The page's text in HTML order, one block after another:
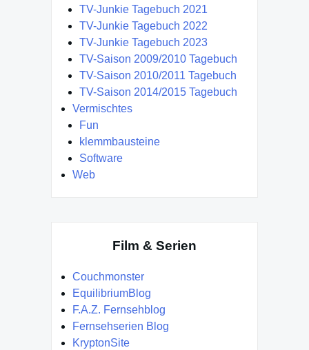
TV-Junkie Tagebuch 2021
TV-Junkie Tagebuch 2022
TV-Junkie Tagebuch 2023
TV-Saison 2009/2010 Tagebuch
TV-Saison 2010/2011 Tagebuch
TV-Saison 2014/2015 Tagebuch
Vermischtes
Fun
klemmbausteine
Software
Web
Film & Serien
Couchmonster
EquilibriumBlog
F.A.Z. Fernsehblog
Fernsehserien Blog
KryptonSite